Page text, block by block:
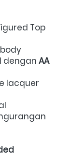
Top
dengan AA